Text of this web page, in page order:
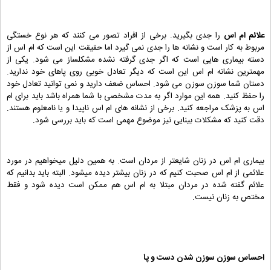
علائم ام اس را جدی بگیرید. برخی از افراد تصور می کنند که هر نوع خستگی
مربوط به کار است و نشانه ها را جدی نمی گیرد اما حقیقت این است که ام اس از
دسته بیماری هایی است که اگر جدی گرفته نشده مشکلساز می شود. یکی از
مهمترین نشانه ام اس این است که دیگر تعادل خوبی روی پاهای خود ندارید.
دستان شما سوزن سوزن می شود. احساس ضعف دارید و نمی توانید تعادل خود
را حفظ کنید. همه این موارد اگر به مدت مشخصی با شما همراه باشد باید برای ام
اس به پزشک مراجعه کنید. برخی از نشانه های ام اس ناپیدا و یا نامعلوم هستند.
دقت کنید که مشکلات بینایی نیز موضوع مهمی است که باید بررسی شود.
بیماری ام اس در زنان شایعتر از مردان است. به همین دلیل میخواهیم در مورد
علائمی از ام اس صحبت کنیم که در زنان بیشتر دیده میشود. البته باید بدانیم که
علائم گفته شده در مردان مبتلا به ام اس هم ممکن است دیده شود و فقط
مختص به زنان نیست.
احساس سوزن سوزن شدن دست و پا